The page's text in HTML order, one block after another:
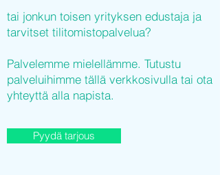
tai jonkun toisen yrityksen edustaja ja
tarvitset tilitomistopalvelua?
Palvelemme mielellämme. Tutustu
palveluihimme tällä verkkosivulla tai ota
yhteyttä alla napista.
Pyydä tarjous